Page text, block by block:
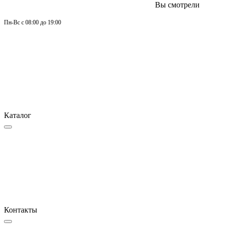
Вы смотрели
Пн-Вс с 08:00 до 19:00
Каталог
Контакты